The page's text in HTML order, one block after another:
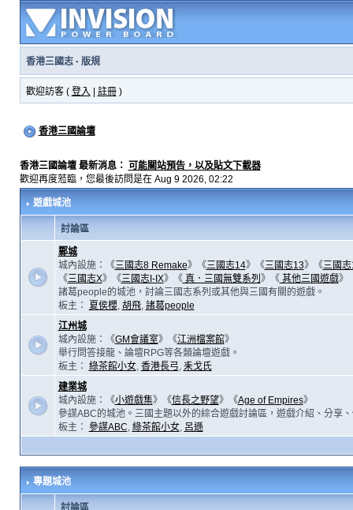
香港三國志· 版規
歡迎訪客 ( 登入 註冊)
香港三國論壇
香港三國論壇 最新消息： 可能關站預告，以及貼文下載器
歡迎再度蒞臨，您最後訪問是在 Aug 9 2026, 02:22
遊戲城池
討論區
鄴城
城內設施：《三國志8 Remake》《三國志14》《三國志13》《三國
《三國志X》《三國志I-IX》《真．三國無雙系列 》《其他三國遊戲》
諸葛people的城池，討論三國志系列或其他與三國有關的遊戲。
板主：
夏侯櫻, 胡飛, 諸葛people
江州城
城內設施：《GM會議室》《江洲檔案館》
舉行問答接龍、論壇RPG等各類論壇遊戲。
板主： 綠茶館小女, 香港長弓, 耒戈氏
建業城
城內設施：《小遊戲集》《信長之野望》《Age of Empires》
參謀ABC的城池。三國主題以外的綜合遊戲討論區，遊戲介紹、分享
板主： 參謀ABC, 綠茶館小女, 呂遜
專題城池
討論區